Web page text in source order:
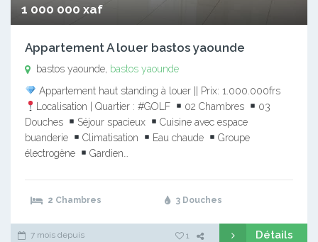
1 000 000 xaf
Appartement A louer bastos yaounde
bastos yaounde, bastos yaounde
Appartement haut standing à louer || Prix: 1.000.000frs
Localisation | Quartier : #GOLF
02 Chambres
03
Douches
Séjour spacieux
Cuisine avec espace
buanderie
Climatisation Eau chaude
Groupe
électrogène
Gardien…
2 Chambres 3 Douches
7 mois depuis 1 Détails